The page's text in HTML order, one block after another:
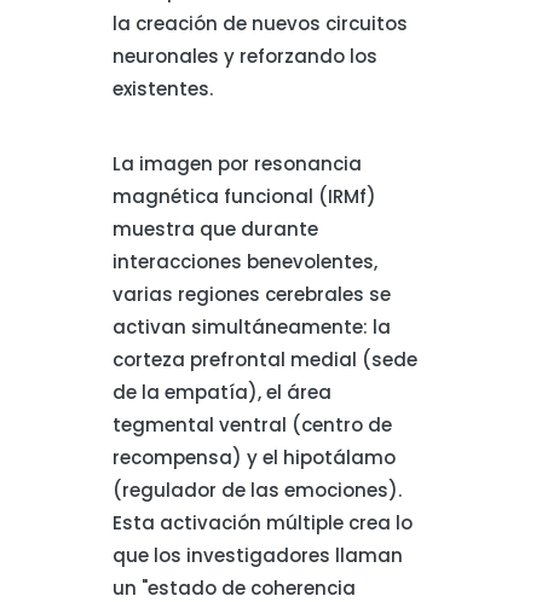
la creación de nuevos circuitos
neuronales y reforzando los
existentes.
La imagen por resonancia
magnética funcional (IRMf)
muestra que durante
interacciones benevolentes,
varias regiones cerebrales se
activan simultáneamente: la
corteza prefrontal medial (sede
de la empatía), el área
tegmental ventral (centro de
recompensa) y el hipotálamo
(regulador de las emociones).
Esta activación múltiple crea lo
que los investigadores llaman
un "estado de coherencia